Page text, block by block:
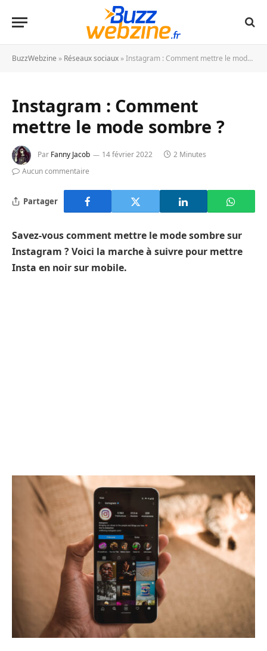
BuzzWebzine » Réseaux sociaux »Instagram : Comment mettre le mode sombre ?
Instagram : Comment
mettre le mode sombre ?
Par Fanny Jacob 14 février 2022
2 Minutes
Aucun commentaire
Partager
Savez-vous comment mettre le mode sombre sur
Instagram ? Voici la marche à suivre pour mettre
Insta en noir sur mobile.